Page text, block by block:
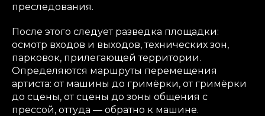
преследования.
После этого следует разведка площадки:
осмотр входов и выходов, технических зон,
парковок, прилегающей территории.
Определяются маршруты перемещения
артиста: от машины до гримёрки, от гримёрки
до сцены, от сцены до зоны общения с
прессой, оттуда — обратно к машине.